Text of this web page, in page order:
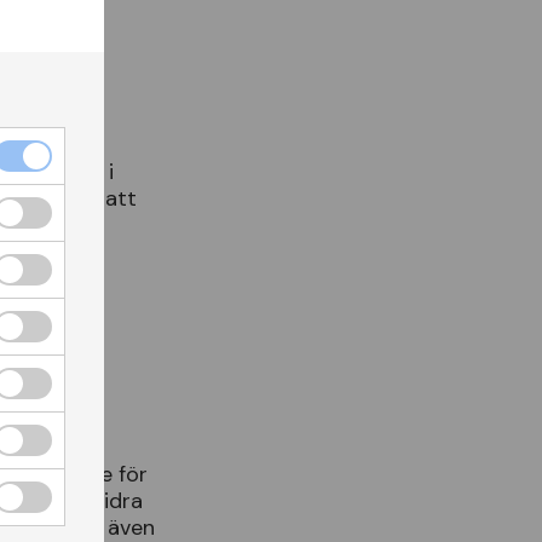
i
rabatt
åebrix
årt arbete för
kan
bidra
.Du även